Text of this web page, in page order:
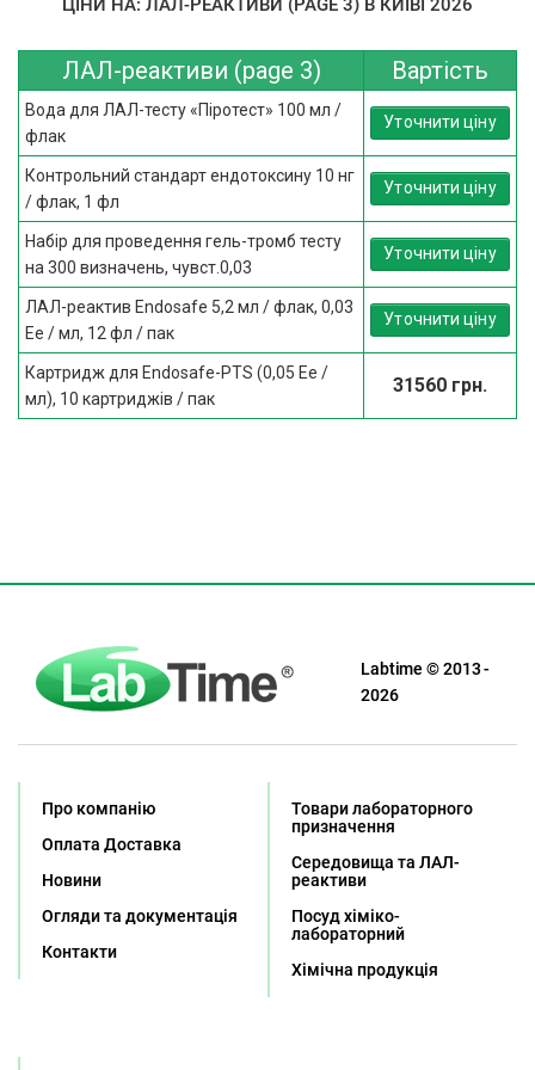
ЦІНИ НА: ЛАЛ-РЕАКТИВИ (PAGE 3) В КИЇВІ 2026
ЛАЛ-реактиви (page 3) Вартість
Вода для ЛАЛ-тесту «Піротест» 100 мл /
флак
Уточнити ціну
Контрольний стандарт ендотоксину 10 нг
/ флак, 1 фл
Уточнити ціну
Набір для проведення гель-тромб тесту
на 300 визначень, чувст.0,03
Уточнити ціну
ЛАЛ-реактив Endosafe 5,2 мл / флак, 0,03
Ее / мл, 12 фл / пак
Уточнити ціну
Картридж для Endosafe-PTS (0,05 Ее /
мл), 10 картриджів / пак
31560 грн.
Labtime © 2013 -
2026
Про компанію
Оплата Доставка
Новини
Огляди та документація
Контакти
Товари лабораторного
призначення
Середовища та ЛАЛ-
реактиви
Посуд хіміко-
лабораторний
Хімічна продукція